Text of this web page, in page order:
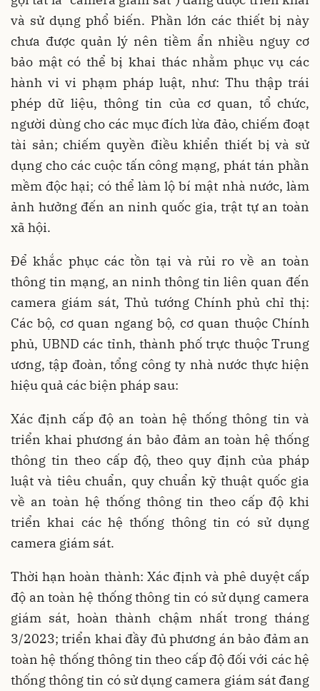
và sử dụng phổ biến. Phần lớn các thiết bị này
chưa được quản lý nên tiềm ẩn nhiều nguy cơ
bảo mật có thể bị khai thác nhằm phục vụ các
hành vi vi phạm pháp luật, như: Thu thập trái
phép dữ liệu, thông tin của cơ quan, tổ chức,
người dùng cho các mục đích lừa đảo, chiếm đoạt
tài sản; chiếm quyền điều khiển thiết bị và sử
dụng cho các cuộc tấn công mạng, phát tán phần
mềm độc hại; có thể làm lộ bí mật nhà nước, làm
ảnh hưởng đến an ninh quốc gia, trật tự an toàn
xã hội.
Để khắc phục các tồn tại và rủi ro về an toàn
thông tin mạng, an ninh thông tin liên quan đến
camera giám sát, Thủ tướng Chính phủ chỉ thị:
Các bộ, cơ quan ngang bộ, cơ quan thuộc Chính
phủ, UBND các tỉnh, thành phố trực thuộc Trung
ương, tập đoàn, tổng công ty nhà nước thực hiện
hiệu quả các biện pháp sau:
Xác định cấp độ an toàn hệ thống thông tin và
triển khai phương án bảo đảm an toàn hệ thống
thông tin theo cấp độ, theo quy định của pháp
luật và tiêu chuẩn, quy chuẩn kỹ thuật quốc gia
về an toàn hệ thống thông tin theo cấp độ khi
triển khai các hệ thống thông tin có sử dụng
camera giám sát.
Thời hạn hoàn thành: Xác định và phê duyệt cấp
độ an toàn hệ thống thông tin có sử dụng camera
giám sát, hoàn thành chậm nhất trong tháng
3/2023; triển khai đầy đủ phương án bảo đảm an
toàn hệ thống thông tin theo cấp độ đối với các hệ
thống thông tin có sử dụng camera giám sát đang